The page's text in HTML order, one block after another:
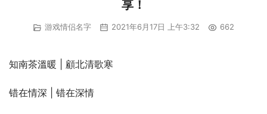
享！
游戏情侣名字 2021年6月17日 上午3:32 662
知南茶溫暖 | 顧北清歌寒
错在情深 | 错在深情